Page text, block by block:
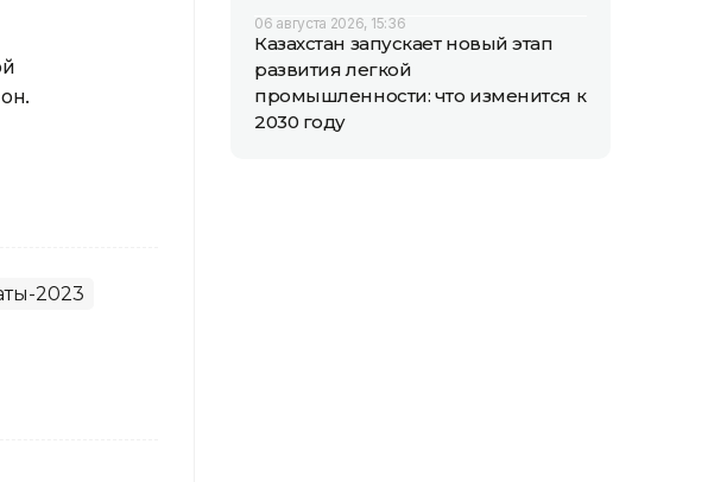
2023
06 августа 2026, 15:36
Казахстан запускает новый этап
развития легкой
промышленности: что изменится к
2030 году